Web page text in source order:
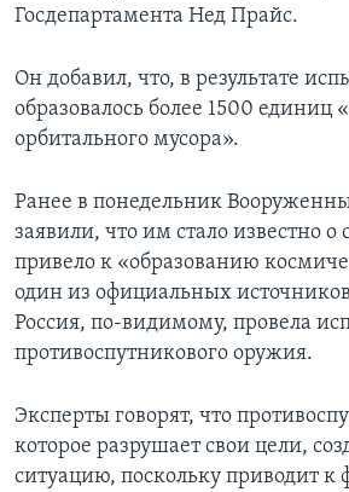
Госдепартамента Нед Прайс.
Он добавил, что, в результате
образовалось более 1500 единиц
орбитального мусора».
Ранее в понедельник
заявили, что им стало известно о
привело к «образованию
один из официальных
Россия, по-видимому, провела
противоспутникового оружия.
Эксперты говорят, что
которое разрушает свои цели,
ситуацию, поскольку приводит